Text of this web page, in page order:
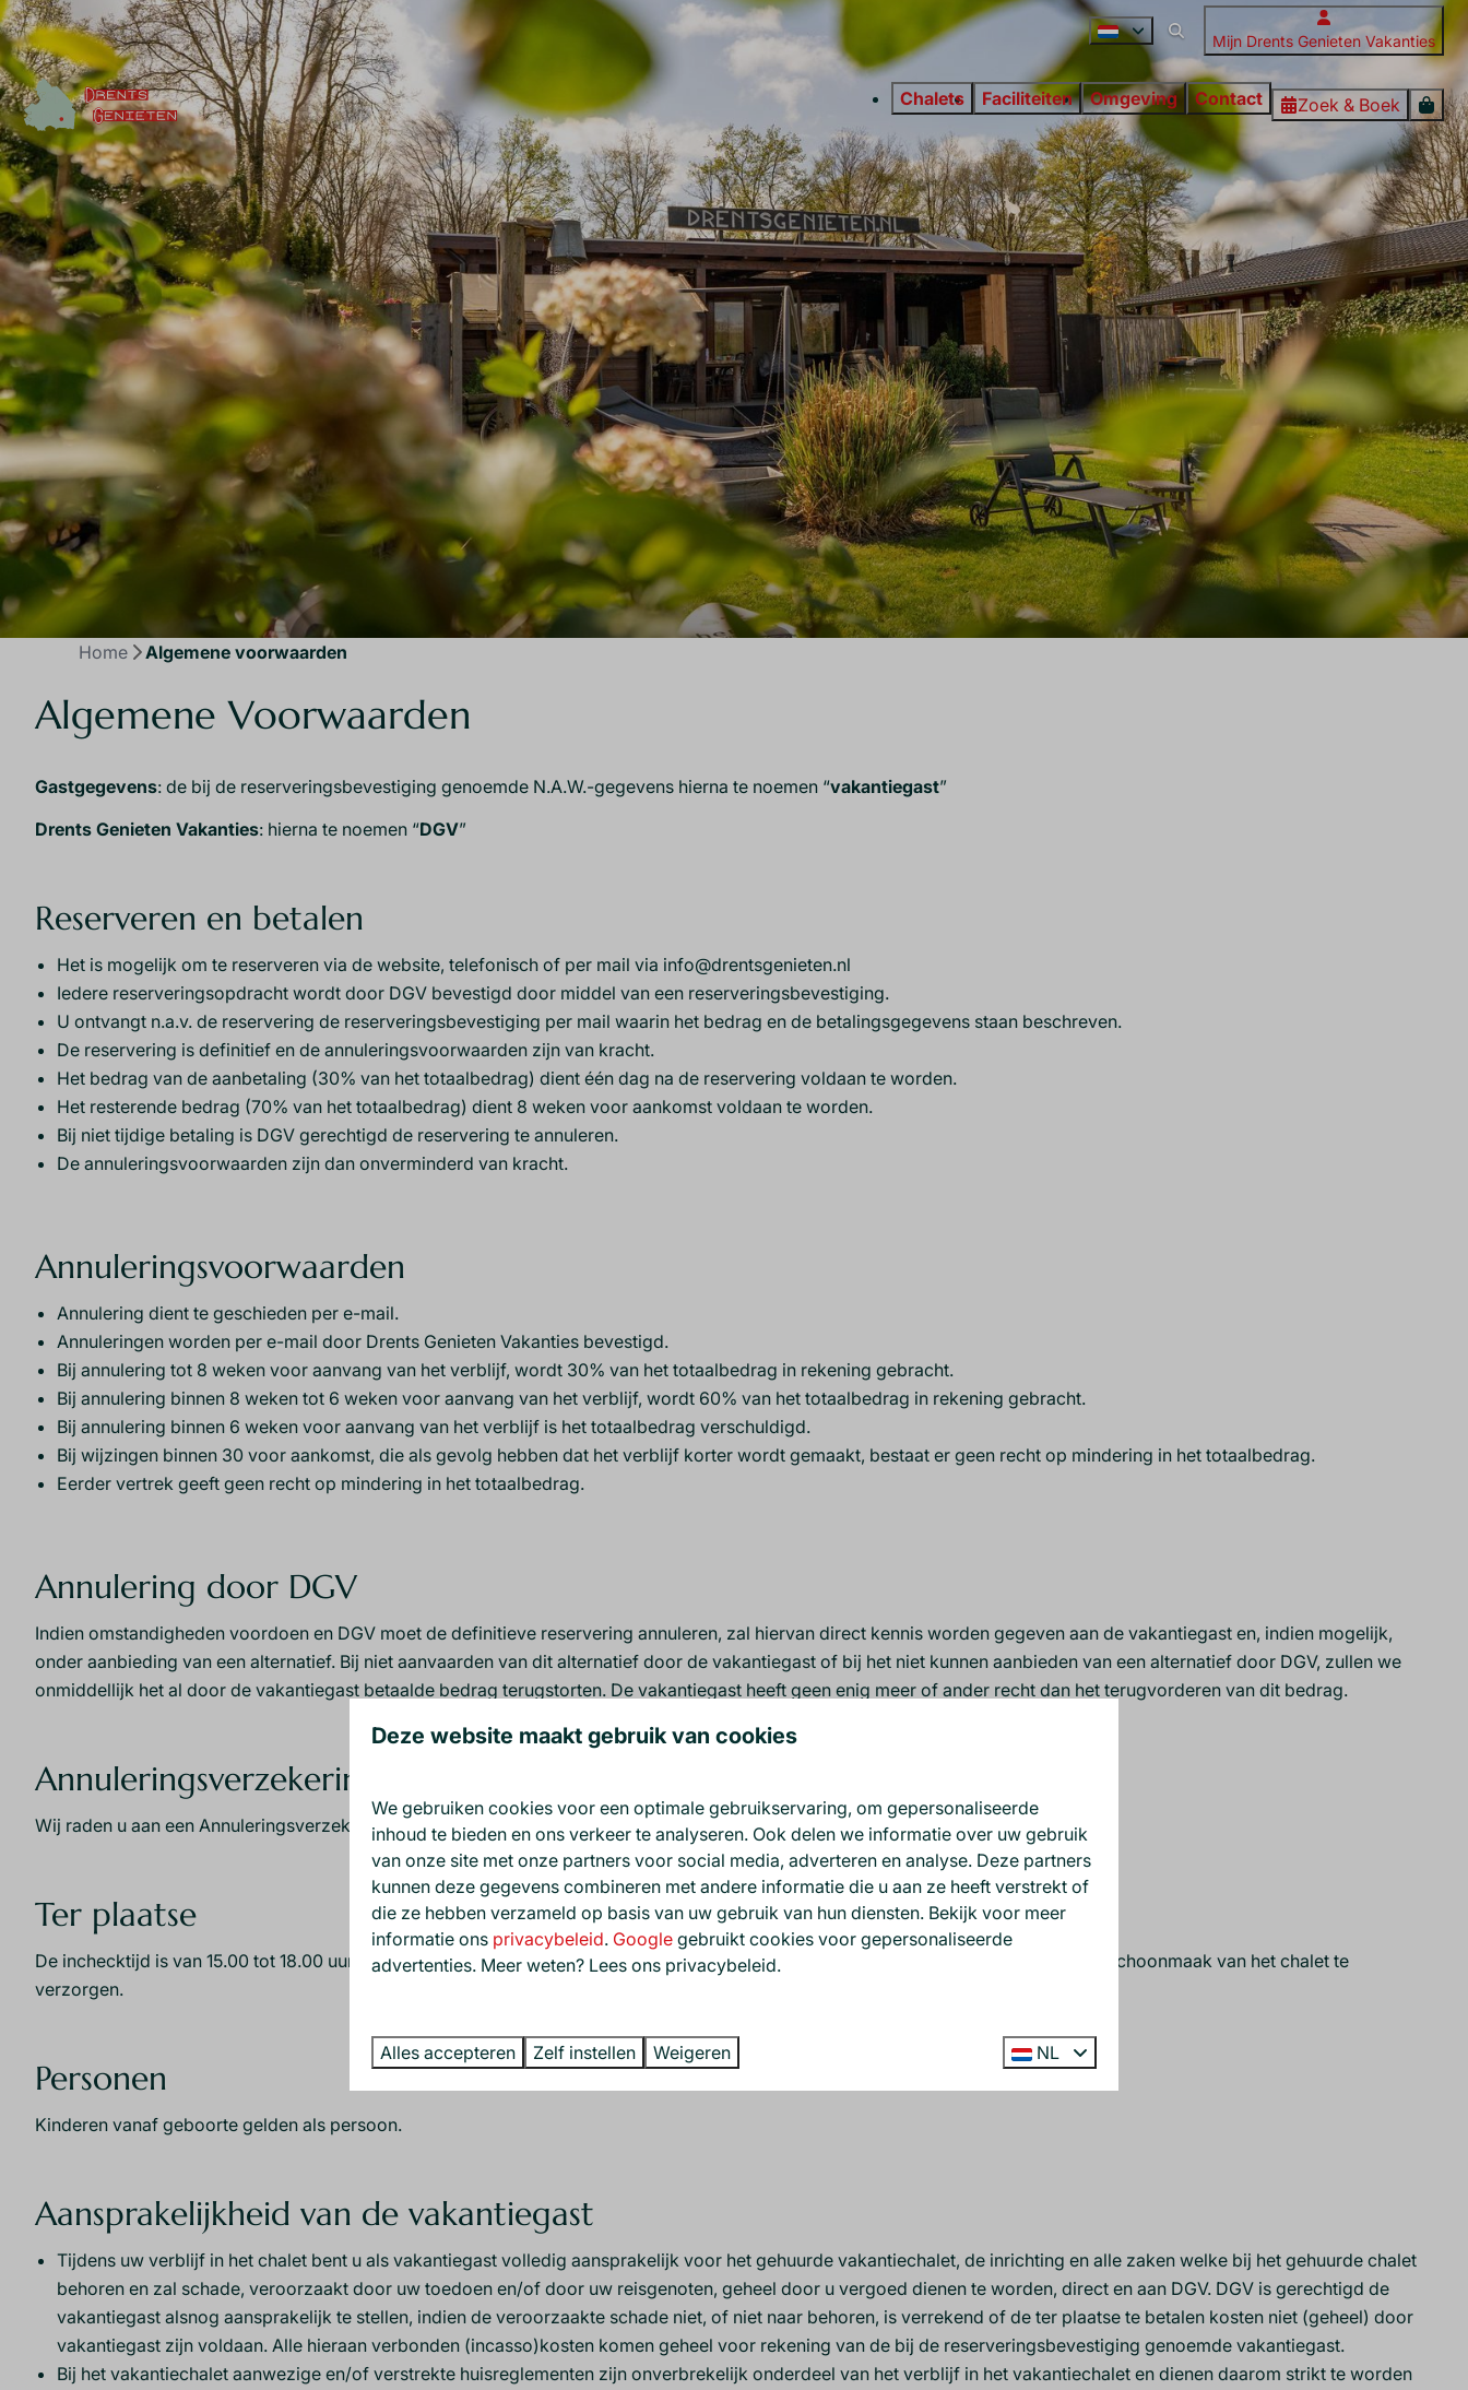
Mijn Drents Genieten Vakanties
Chalets Faciliteiten Omgeving Contact Zoek & Boek
Home Algemene voorwaarden
Algemene Voorwaarden
Gastgegevens: de bij de reserveringsbevestiging genoemde N.A.W.-gegevens hierna te noemen “vakantiegast”
Drents Genieten Vakanties: hierna te noemen “DGV”
Reserveren en betalen
Het is mogelijk om te reserveren via de website, telefonisch of per mail via info@drentsgenieten.nl
Iedere reserveringsopdracht wordt door DGV bevestigd door middel van een reserveringsbevestiging.
U ontvangt n.a.v. de reservering de reserveringsbevestiging per mail waarin het bedrag en de betalingsgegevens staan beschreven.
De reservering is definitief en de annuleringsvoorwaarden zijn van kracht.
Het bedrag van de aanbetaling (30% van het totaalbedrag) dient één dag na de reservering voldaan te worden.
Het resterende bedrag (70% van het totaalbedrag) dient 8 weken voor aankomst voldaan te worden.
Bij niet tijdige betaling is DGV gerechtigd de reservering te annuleren.
De annuleringsvoorwaarden zijn dan onverminderd van kracht.
Annuleringsvoorwaarden
Annulering dient te geschieden per e-mail.
Annuleringen worden per e-mail door Drents Genieten Vakanties bevestigd.
Bij annulering tot 8 weken voor aanvang van het verblijf, wordt 30% van het totaalbedrag in rekening gebracht.
Bij annulering binnen 8 weken tot 6 weken voor aanvang van het verblijf, wordt 60% van het totaalbedrag in rekening gebracht.
Bij annulering binnen 6 weken voor aanvang van het verblijf is het totaalbedrag verschuldigd.
Bij wijzingen binnen 30 voor aankomst, die als gevolg hebben dat het verblijf korter wordt gemaakt, bestaat er geen recht op mindering in het totaalbedrag.
Eerder vertrek geeft geen recht op mindering in het totaalbedrag.
Annulering door DGV
Indien omstandigheden voordoen en DGV moet de definitieve reservering annuleren, zal hiervan direct kennis worden gegeven aan de vakantiegast en, indien mogelijk,
onder aanbieding van een alternatief. Bij niet aanvaarden van dit alternatief door de vakantiegast of bij het niet kunnen aanbieden van een alternatief door DGV, zullen we
onmiddellijk het al door de vakantiegast betaalde bedrag terugstorten. De vakantiegast heeft geen enig meer of ander recht dan het terugvorderen van dit bedrag.
Annuleringsverzekering
Wij raden u aan een Annuleringsverzekering af te sluiten.
Ter plaatse
De inchecktijd is van 15.00 tot 18.00 uur.De uitchecktijd is voor 10.00 uur, tenzij anders is overeengekomen.U dient zelf de dagelijkse schoonmaak van het chalet te
verzorgen.
Personen
Kinderen vanaf geboorte gelden als persoon.
Aansprakelijkheid van de vakantiegast
Tijdens uw verblijf in het chalet bent u als vakantiegast volledig aansprakelijk voor het gehuurde vakantiechalet, de inrichting en alle zaken welke bij het gehuurde chalet
behoren en zal schade, veroorzaakt door uw toedoen en/of door uw reisgenoten, geheel door u vergoed dienen te worden, direct en aan DGV. DGV is gerechtigd de
vakantiegast alsnog aansprakelijk te stellen, indien de veroorzaakte schade niet, of niet naar behoren, is verrekend of de ter plaatse te betalen kosten niet (geheel) door
vakantiegast zijn voldaan. Alle hieraan verbonden (incasso)kosten komen geheel voor rekening van de bij de reserveringsbevestiging genoemde vakantiegast.
Bij het vakantiechalet aanwezige en/of verstrekte huisreglementen zijn onverbrekelijk onderdeel van het verblijf in het vakantiechalet en dienen daarom strikt te worden
Deze website maakt gebruik van cookies
We gebruiken cookies voor een optimale gebruikservaring, om gepersonaliseerde
inhoud te bieden en ons verkeer te analyseren. Ook delen we informatie over uw gebruik
van onze site met onze partners voor social media, adverteren en analyse. Deze partners
kunnen deze gegevens combineren met andere informatie die u aan ze heeft verstrekt of
die ze hebben verzameld op basis van uw gebruik van hun diensten. Bekijk voor meer
informatie ons privacybeleid. Google gebruikt cookies voor gepersonaliseerde
advertenties. Meer weten? Lees ons privacybeleid.
Alles accepteren Zelf instellen Weigeren NL